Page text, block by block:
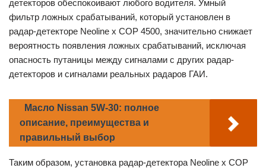
детекторов обеспокоивают любого водителя. Умный
фильтр ложных срабатываний, который установлен в
радар-детекторе Neoline x COP 4500, значительно снижает
вероятность появления ложных срабатываний, исключая
опасность путаницы между сигналами с других радар-
детекторов и сигналами реальных радаров ГАИ.
Масло Nissan 5W-30: полное
описание, преимущества и
правильный выбор
Таким образом, установка радар-детектора Neoline x COP